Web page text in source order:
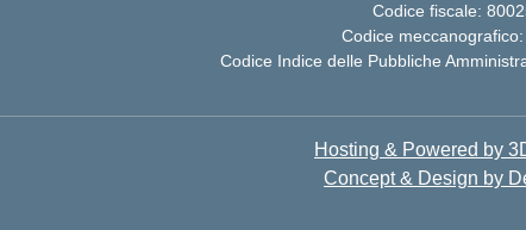
Codice fiscale:
Codice meccanografico:
Codice Indice delle Pubbliche
Hosting & Powered by
Concept & Design by